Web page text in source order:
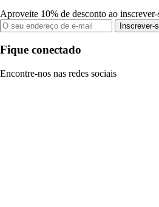
Aproveite 10% de desconto ao
Inscrever-
Fique conectado
Encontre-nos nas redes sociais